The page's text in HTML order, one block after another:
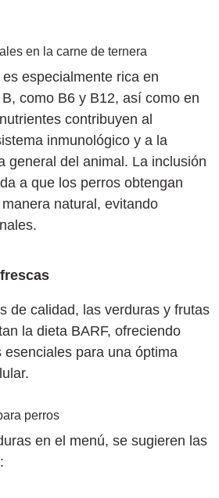
en la carne de ternera
especialmente rica en
como B6 y B12, así como en
contribuyen al
inmunológico y a la
general del animal. La inclusión
a que los perros obtengan
natural, evitando
de calidad, las verduras y frutas
la dieta BARF, ofreciendo
para una óptima
perros
en el menú, se sugieren las